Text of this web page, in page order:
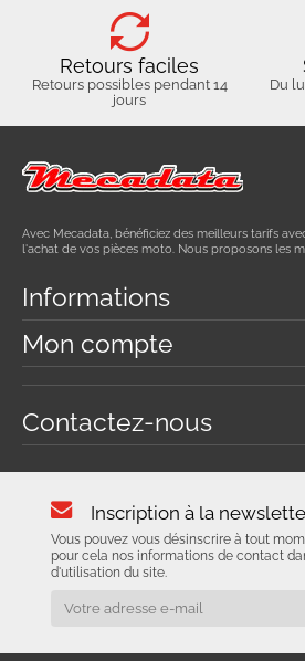
Retours faciles
Retours possibles pendant 14
jours
Du
Avec Mecadata, bénéficiez des meilleurs tarifs
l'achat de vos pièces moto. Nous proposons les
Informations
Mon compte
Contactez-nous
Inscription à la
Vous pouvez vous désinscrire à tout
pour cela nos informations de contact
d'utilisation du site.